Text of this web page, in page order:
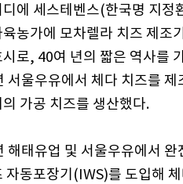
에 세스테벤스(한국명 지정
농가에 모차렐라 치즈 제조
로, 40여 년의 짧은 역사를
서울우유에서 체다 치즈를 제
가공 치즈를 생산했다.
해태유업 및 서울우유에서 완
자동포장기(IWS)를 도입해